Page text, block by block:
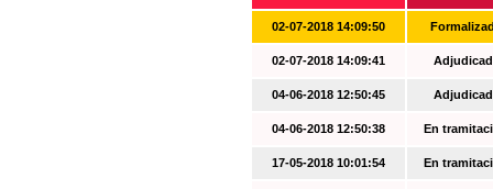
02-07-2018 14:09:50
02-07-2018 14:09:41
04-06-2018 12:50:45
04-06-2018 12:50:38 En
17-05-2018 10:01:54 En